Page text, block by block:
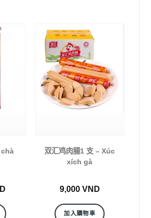
chà
双汇鸡肉腸1 支 – Xúc
xích gà
9,000 VND
加入購物車